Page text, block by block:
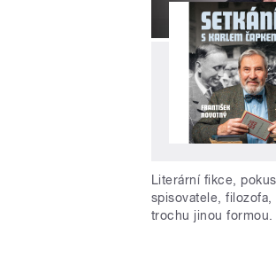
Literární fikce,
spisovatele, filozofa,
trochu jinou formou.